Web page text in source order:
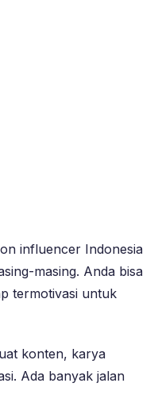
influencer Indonesia
masing. Anda bisa
termotivasi untuk
konten, karya
Ada banyak jalan